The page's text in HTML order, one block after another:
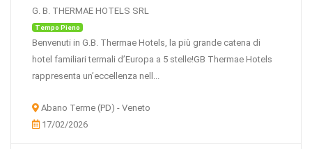
Autoveicoli e altri mezzi di trasporto
Industria manifatturiera varia
Produzione e distribuzione di energia elettrica, gas ed acqua
Edile, costruzioni e grandi opere
Commercio all'ingrosso e servizi connessi
Alberghi e ristoranti
Trasporti
G. B. THERMAE HOTELS SRL
Tempo Pieno
Benvenuti in G.B. Thermae Hotels, la più grande catena di
hotel familiari termali d’Europa a 5 stelle!GB Thermae Hotels
rappresenta un’eccellenza nell...
Abano Terme (PD) - Veneto
17/02/2026